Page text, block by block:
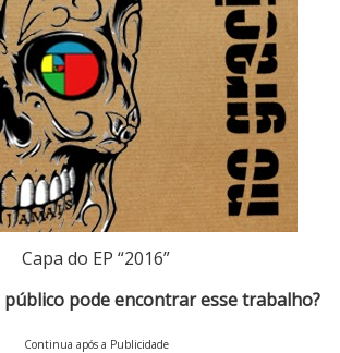
Capa do EP “2016”
público pode encontrar esse trabalho?
Continua após a Publicidade